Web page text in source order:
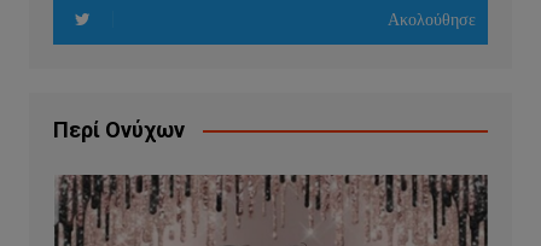
Ακολούθησε
Περί Ονύχων